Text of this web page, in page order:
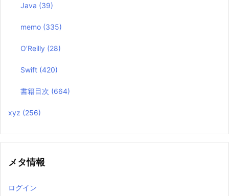
Java (39)
memo (335)
O’Reilly (28)
Swift (420)
書籍目次 (664)
xyz (256)
メタ情報
ログイン